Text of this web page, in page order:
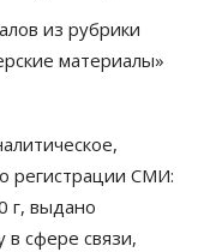
кампус КРСУ:
и 30 миллиардов
помогают
из рубрики
материалы»
регистрации СМИ:
г, выдано
сфере связи,